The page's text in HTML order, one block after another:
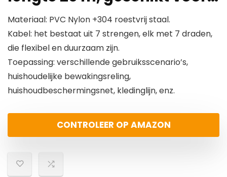
Materiaal: PVC Nylon +304 roestvrij staal.
Kabel: het bestaat uit 7 strengen, elk met 7 draden,
die flexibel en duurzaam zijn.
Toepassing: verschillende gebruiksscenario’s,
huishoudelijke bewakingsreling,
huishoudbeschermingsnet, kledinglijn, enz.
CONTROLEER OP AMAZON